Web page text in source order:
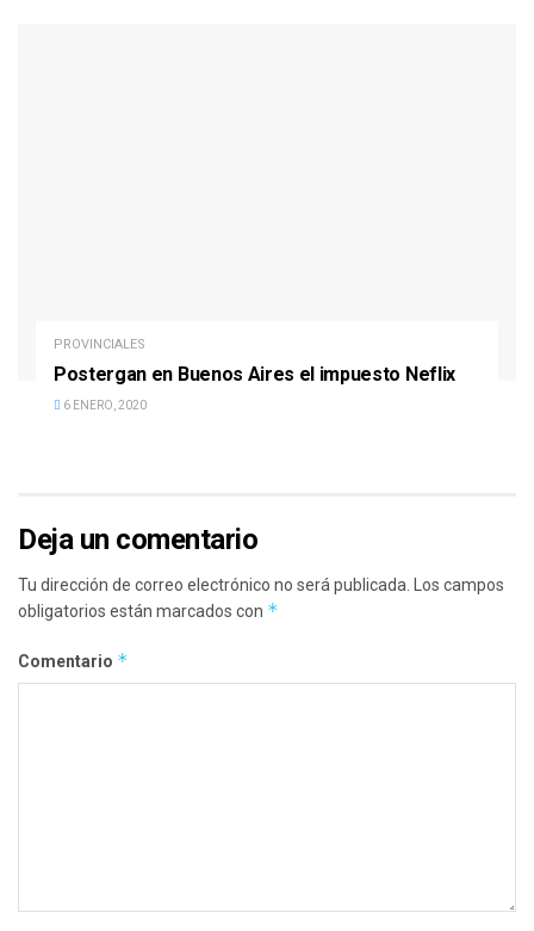
PROVINCIALES
Postergan en Buenos Aires el impuesto Neflix
6 ENERO, 2020
Deja un comentario
Tu dirección de correo electrónico no será publicada.
Los campos
obligatorios están marcados con *
Comentario *